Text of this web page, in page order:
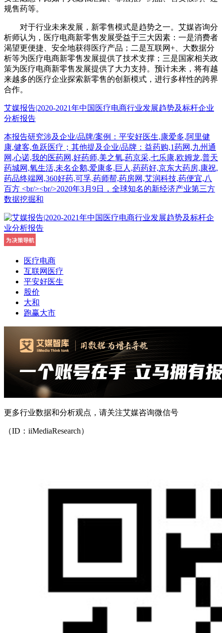
规售药等。
对于行业未来发展，新零售模式是趋势之一。艾媒咨询分
析师认为，医疗电商新零售发展受益于三大因素：一是消费者
渴望更便捷、安全地获得医疗产品；二是互联网+、大数据分
析等为医疗电商新零售发展提供了技术支撑；三是国家相关政
策为医疗电商新零售发展提供了大力支持。预计未来，将有越
来越多的医疗企业探索新零售的创新模式，进行多样性的跨界
合作。
艾媒报告|2020-2021年中国医疗电商行业发展趋势及标杆企业
分析报告
本报告研究涉及企业/品牌/案例：平安好医生,康爱多,阿里健
康,健客,鱼跃医疗；其他提及企业/品牌：益药购,1药网,九州通
网,心诺,我的医药网,好药师,美之氧,药京采,七乐康,欧姆龙,普天
药城网,氧生活,未名企鹅,爱康多,巨人,药药好,京东大药房,康祝,
药品终端网,360好药,可孚,药师帮,药房网,艾润科技,药便宜,八
百方 <br/><br/>2020年3月9日，全球知名的新经济产业第三方
数据挖掘和
医疗电商
互联网医疗
平安好医生
股价
大和
跑赢大市
更多行业数据和分析观点，请关注艾媒咨询微信号
（ID：iiMediaResearch）